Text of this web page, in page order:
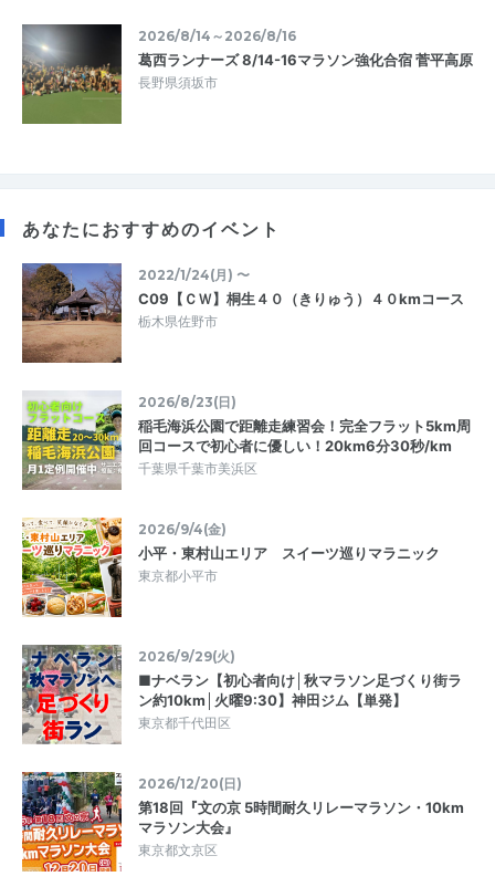
2026/8/14～2026/8/16
葛西ランナーズ 8/14-16マラソン強化合宿 菅平高原
長野県須坂市
あなたにおすすめのイベント
2022/1/24(月) 〜
C09【ＣＷ】桐生４０（きりゅう）４０kmコース
栃木県佐野市
2026/8/23(日)
稲毛海浜公園で距離走練習会！完全フラット5km周
回コースで初心者に優しい！20km6分30秒/km
千葉県千葉市美浜区
2026/9/4(金)
小平・東村山エリア スイーツ巡りマラニック
東京都小平市
2026/9/29(火)
■ナベラン【初心者向け│秋マラソン足づくり街ラ
ン約10km│火曜9:30】神田ジム【単発】
東京都千代田区
2026/12/20(日)
第18回『文の京 5時間耐久リレーマラソン・10km
マラソン大会』
東京都文京区